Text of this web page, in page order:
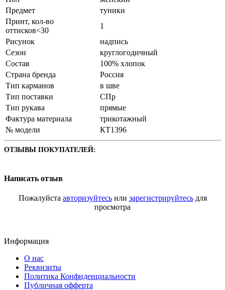
Предмет
туники
Принт, кол-во
оттисков<30
1
Рисунок
надпись
Сезон
круглогодичный
Состав
100% хлопок
Страна бренда
Россия
Тип карманов
в шве
Тип поставки
СПр
Тип рукава
прямые
Фактура материала
трикотажный
№ модели
КТ1396
ОТЗЫВЫ ПОКУПАТЕЛЕЙ:
Написать отзыв
Пожалуйста авторизуйтесьили зарегистрируйтесьдля
просмотра
Информация
О нас
Реквизиты
Политика Конфиденциальности
Публичная офферта